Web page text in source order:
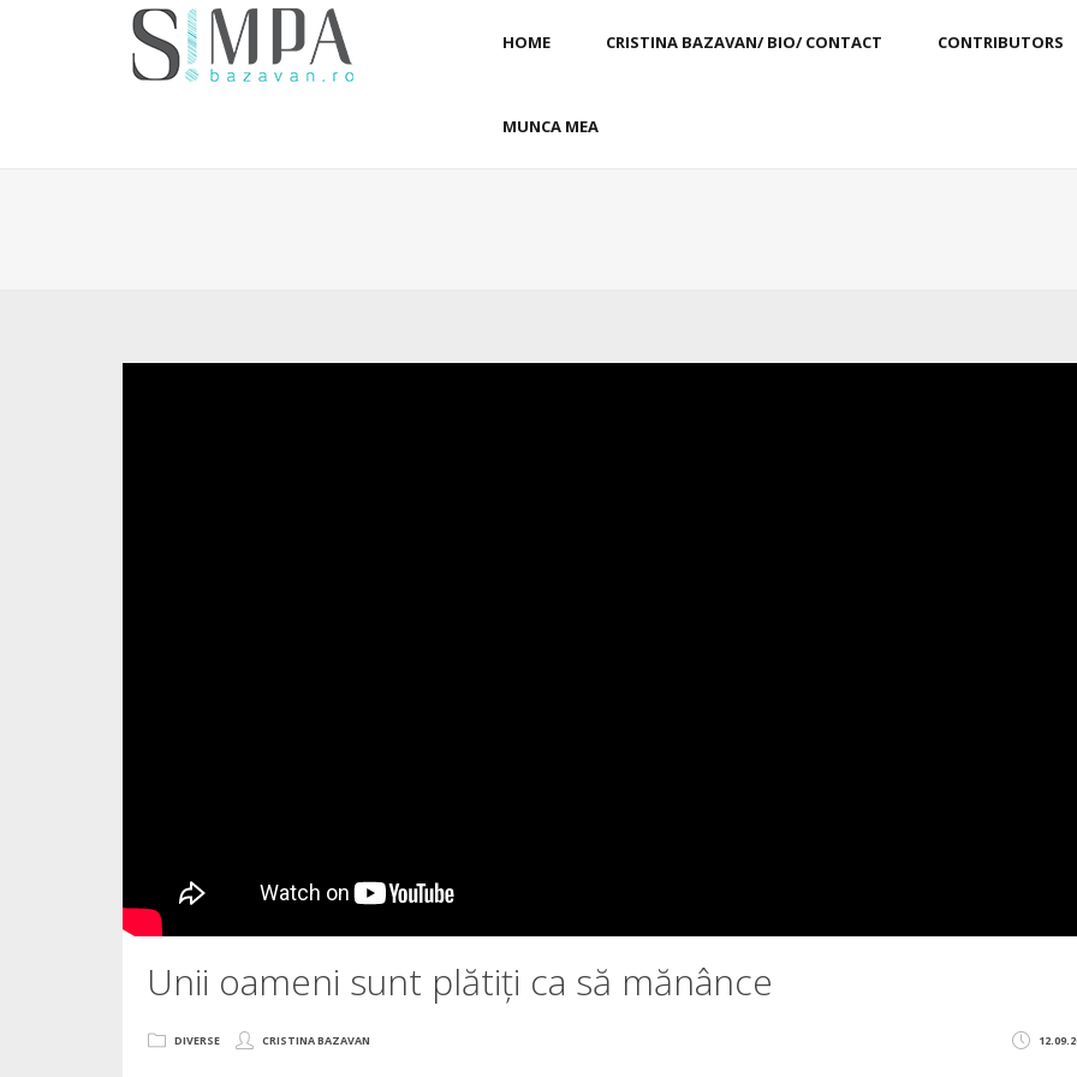
HOME CRISTINA BAZAVAN/ BIO/ CONTACT CONTRIBUTORS
MUNCA MEA
Unii oameni sunt plătiți ca să mănânce
DIVERSE CRISTINA BAZAVAN